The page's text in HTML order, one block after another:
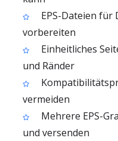
EPS-Dateien für
vorbereiten
Einheitliches
und Ränder
vermeiden
Mehrere EPS-
und versenden